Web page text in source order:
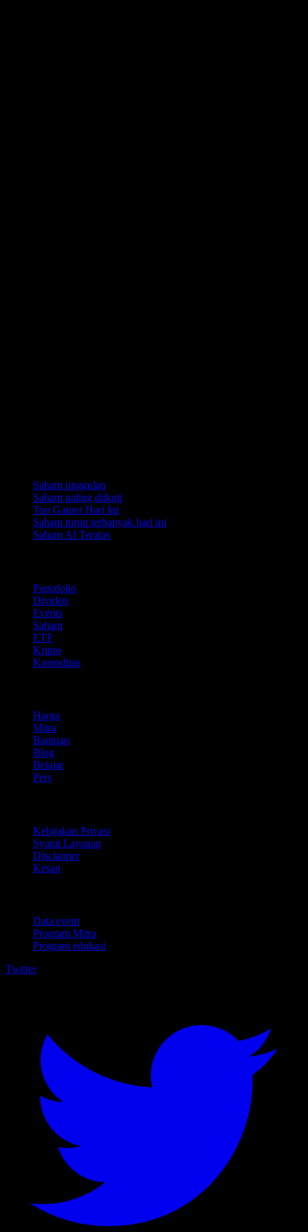
Saham unggulan
Saham paling diikuti
Top Gainer Hari Ini
Saham turun terbanyak hari ini
Saham AI Teratas
Portofolio
Dividen
Events
Saham
ETF
Kripto
Komoditas
Harga
Mitra
Bantuan
Blog
Belajar
Pers
Kebijakan Privasi
Syarat Layanan
Disclaimer
Kesan
Data event
Program Mitra
Program edukasi
Twitter